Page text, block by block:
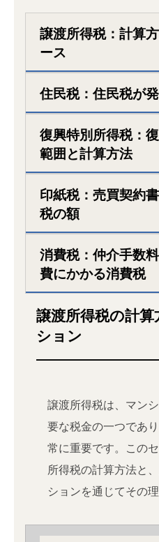
譲渡所得税：計算
ース
住民税：住民税が
復興特別所得税：
範囲と計算方法
印紙税：売買契約
税の額
消費税：仲介手数
費にかかる消費税
譲渡所得税の計
ション
譲渡所得税は、マン
要な税金の一つであ
常に重要です。この
所得税の計算方法と
ションを通じてその